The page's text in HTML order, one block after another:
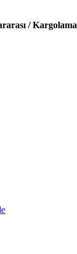
/ Kargolama